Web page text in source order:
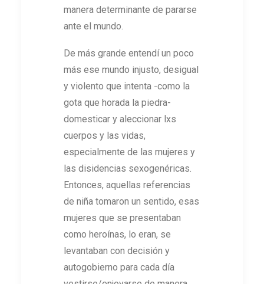
manera determinante de pararse
ante el mundo.
De más grande entendí un poco
más ese mundo injusto, desigual
y violento que intenta -como la
gota que horada la piedra-
domesticar y aleccionar lxs
cuerpos y las vidas,
especialmente de las mujeres y
las disidencias sexogenéricas.
Entonces, aquellas referencias
de niña tomaron un sentido, esas
mujeres que se presentaban
como heroínas, lo eran, se
levantaban con decisión y
autogobierno para cada día